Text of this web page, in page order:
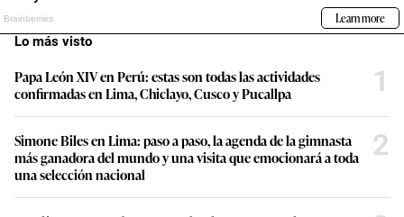
Lo más visto
Papa León XIV en Perú: estas son todas las actividades
confirmadas en Lima, Chiclayo, Cusco y Pucallpa
1
Simone Biles en Lima: paso a paso, la agenda de la gimnasta
más ganadora del mundo y una visita que emocionará a toda
una selección nacional
2